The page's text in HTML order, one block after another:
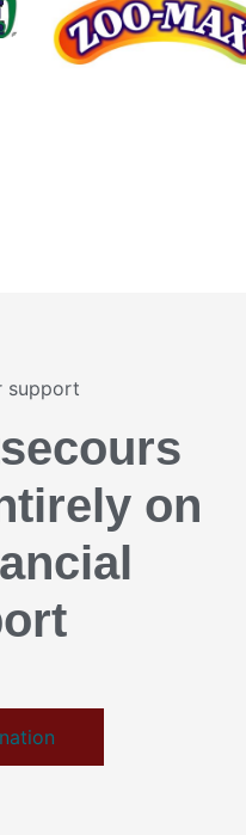
support
on